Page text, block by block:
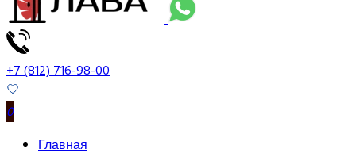
+7 (812) 716-98-00
0
Главная